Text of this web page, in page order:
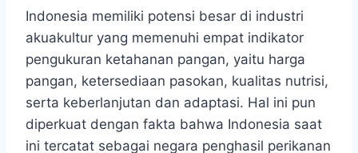
Indonesia memiliki potensi besar di industri
akuakultur yang memenuhi empat indikator
pengukuran ketahanan pangan, yaitu harga
pangan, ketersediaan pasokan, kualitas nutrisi,
serta keberlanjutan dan adaptasi. Hal ini pun
diperkuat dengan fakta bahwa Indonesia saat
ini tercatat sebagai negara penghasil perikanan